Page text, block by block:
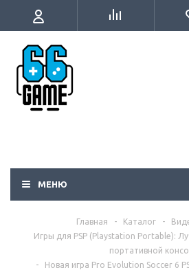
МЕНЮ
Главная - Каталог -
Игры для PSP (Playstation Portable):
портативной
-
Новая игра Pro Evolution Soccer 6